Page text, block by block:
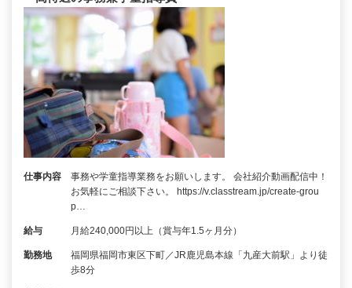
仕事内容
事務や学童指導業務をお願いします。 会社紹介動画配信中！
お気軽にご相談下さい。 https://v.classtream.jp/create-grou
p…
給与 月給240,000円以上（賞与年1.5ヶ月分）
勤務地
福岡県福岡市東区下町／JR鹿児島本線「九産大前駅」より徒
歩8分